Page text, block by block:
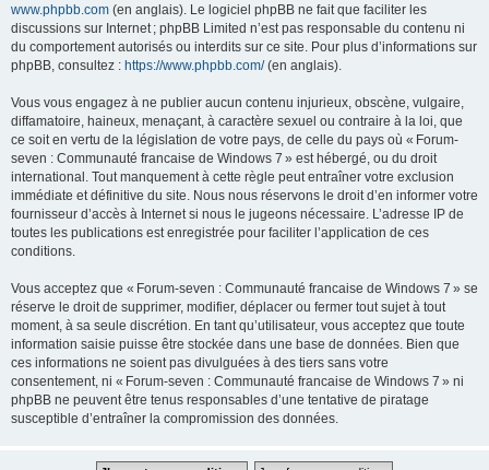
www.phpbb.com (en anglais). Le logiciel phpBB ne fait que faciliter les
discussions sur Internet ; phpBB Limited n’est pas responsable du contenu ni
du comportement autorisés ou interdits sur ce site. Pour plus d’informations sur
phpBB, consultez : https://www.phpbb.com/(en anglais).
Vous vous engagez à ne publier aucun contenu injurieux, obscène, vulgaire,
diffamatoire, haineux, menaçant, à caractère sexuel ou contraire à la loi, que
ce soit en vertu de la législation de votre pays, de celle du pays où « Forum-
seven : Communauté francaise de Windows 7 » est hébergé, ou du droit
international. Tout manquement à cette règle peut entraîner votre exclusion
immédiate et définitive du site. Nous nous réservons le droit d’en informer votre
fournisseur d’accès à Internet si nous le jugeons nécessaire. L’adresse IP de
toutes les publications est enregistrée pour faciliter l’application de ces
conditions.
Vous acceptez que « Forum-seven : Communauté francaise de Windows 7 » se
réserve le droit de supprimer, modifier, déplacer ou fermer tout sujet à tout
moment, à sa seule discrétion. En tant qu’utilisateur, vous acceptez que toute
information saisie puisse être stockée dans une base de données. Bien que
ces informations ne soient pas divulguées à des tiers sans votre
consentement, ni « Forum-seven : Communauté francaise de Windows 7 » ni
phpBB ne peuvent être tenus responsables d’une tentative de piratage
susceptible d’entraîner la compromission des données.